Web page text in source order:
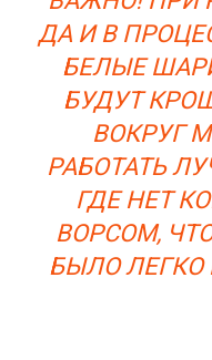
ДА И В
БЕЛЫЕ
БУДУТ
ВОКРУГ
РАБОТАТЬ
ГДЕ НЕТ
ВОРСОМ,
БЫЛО ЛЕГКО